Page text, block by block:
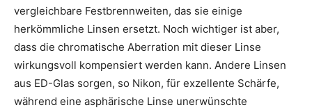
vergleichbare Festbrennweiten, das sie einige
herkömmliche Linsen ersetzt. Noch wichtiger ist aber,
dass die chromatische Aberration mit dieser Linse
wirkungsvoll kompensiert werden kann. Andere Linsen
aus ED-Glas sorgen, so Nikon, für exzellente Schärfe,
während eine asphärische Linse unerwünschte